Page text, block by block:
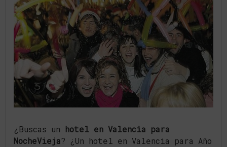
¿Buscas un
hotel en Valencia para
NocheVieja? ¿Un hotel en Valencia para Año